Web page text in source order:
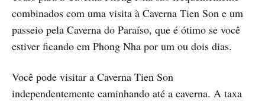
combinados com uma visita à Caverna Tien Son e um
passeio pela Caverna do Paraíso, que é ótimo se você
estiver ficando em Phong Nha por um ou dois dias.
Você pode visitar a Caverna Tien Son
independentemente caminhando até a caverna. A taxa